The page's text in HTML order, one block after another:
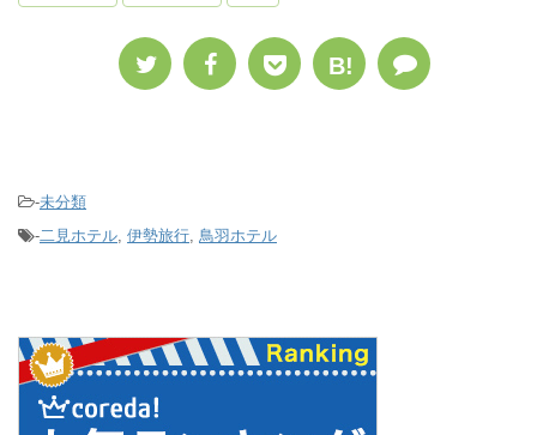
B!
-未分類
-二見ホテル, 伊勢旅行, 鳥羽ホテル